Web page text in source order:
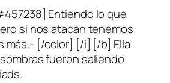
Entiendo lo que
si nos atacan tenemos
más.- [/color] [/i] [/b] Ella
fueron saliendo